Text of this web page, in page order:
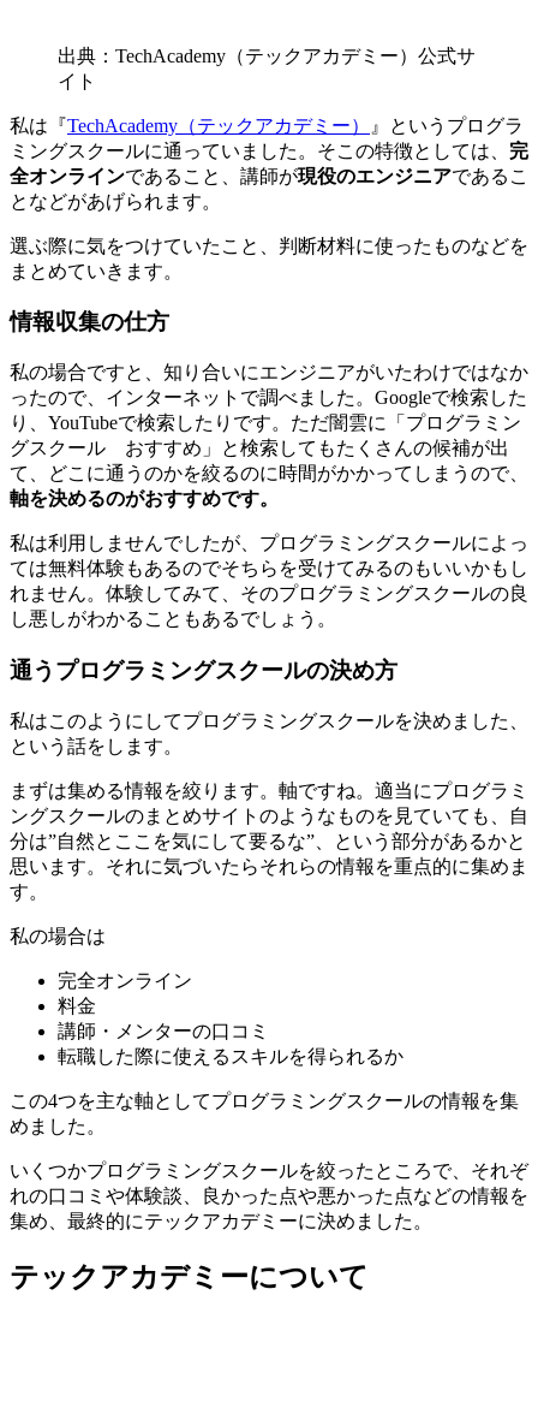
出典：TechAcademy（テックアカデミー）公式サ
イト
私は『TechAcademy（テックアカデミー）
』というプログラ
ミングスクールに通っていました。そこの特徴としては、 完
全オンラインであること、講師が現役のエンジニアであるこ
となどがあげられます。
選ぶ際に気をつけていたこと、判断材料に使ったものなどを
まとめていきます。
情報収集の仕方
私の場合ですと、知り合いにエンジニアがいたわけではなか
ったので、インターネットで調べました。Googleで検索した
り、YouTubeで検索したりです。ただ闇雲に「プログラミン
グスクール おすすめ」と検索してもたくさんの候補が出
て、どこに通うのかを絞るのに時間がかかってしまうので、
軸を決めるのがおすすめです。
私は利用しませんでしたが、プログラミングスクールによっ
ては無料体験もあるのでそちらを受けてみるのもいいかもし
れません。体験してみて、そのプログラミングスクールの良
し悪しがわかることもあるでしょう。
通うプログラミングスクールの決め方
私はこのようにしてプログラミングスクールを決めました、
という話をします。
まずは集める情報を絞ります。軸ですね。適当にプログラミ
ングスクールのまとめサイトのようなものを見ていても、自
分は”自然とここを気にして要るな”、という部分があるかと
思います。それに気づいたらそれらの情報を重点的に集めま
す。
私の場合は
完全オンライン
料金
講師・メンターの口コミ
転職した際に使えるスキルを得られるか
この4つを主な軸としてプログラミングスクールの情報を集
めました。
いくつかプログラミングスクールを絞ったところで、それぞ
れの口コミや体験談、良かった点や悪かった点などの情報を
集め 、最終的にテックアカデミーに決めました。
テックアカデミーについて